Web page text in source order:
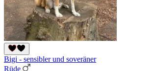
Bigi - sensibler und soveräner
Rüde